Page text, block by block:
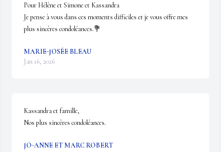
Pour Hélène et Simone et Kassandra
Je pense à vous dans ces moments difficiles et je vous offre mes
plus sincères condoléances.💐
MARIE-JOSÉE BLEAU
Jan 16, 2026
Kassandra et famille,
Nos plus sincères condoléances.
JO-ANNE ET MARC ROBERT